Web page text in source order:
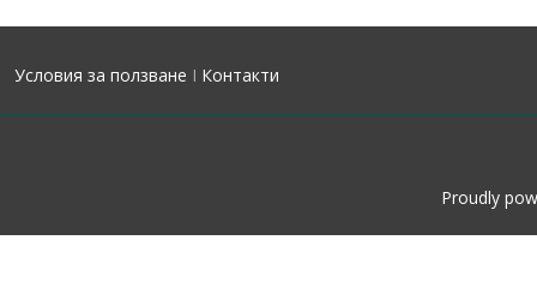
Условия за ползване I Контакти
Proudly